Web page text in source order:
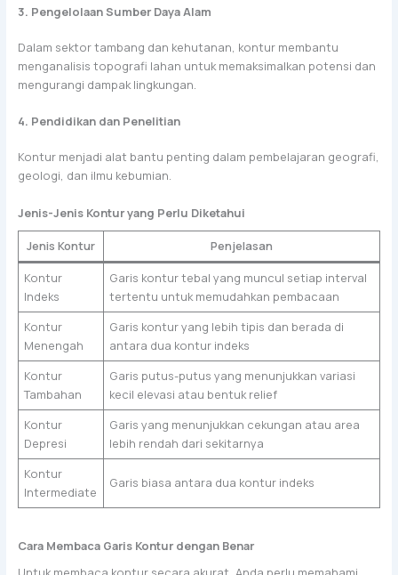
3. Pengelolaan Sumber Daya Alam
Dalam sektor tambang dan kehutanan, kontur membantu
menganalisis topografi lahan untuk memaksimalkan potensi dan
mengurangi dampak lingkungan.
4. Pendidikan dan Penelitian
Kontur menjadi alat bantu penting dalam pembelajaran geografi,
geologi, dan ilmu kebumian.
Jenis-Jenis Kontur yang Perlu Diketahui
Jenis Kontur
Penjelasan
Kontur
Indeks
Garis kontur tebal yang muncul setiap interval
tertentu untuk memudahkan pembacaan
Kontur
Menengah
Garis kontur yang lebih tipis dan berada di
antara dua kontur indeks
Kontur
Tambahan
Garis putus-putus yang menunjukkan variasi
kecil elevasi atau bentuk relief
Kontur
Depresi
Garis yang menunjukkan cekungan atau area
lebih rendah dari sekitarnya
Kontur
Intermediate
Garis biasa antara dua kontur indeks
Cara Membaca Garis Kontur dengan Benar